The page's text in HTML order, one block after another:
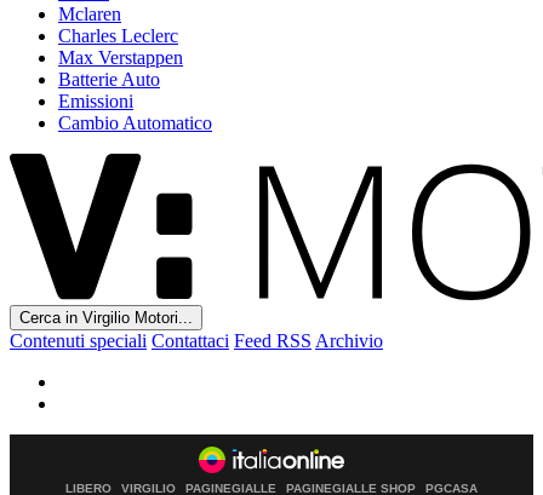
Mclaren
Charles Leclerc
Max Verstappen
Batterie Auto
Emissioni
Cambio Automatico
Cerca in Virgilio Motori...
Contenuti speciali Contattaci Feed RSS Archivio
LIBERO VIRGILIO PAGINEGIALLE PAGINEGIALLE SHOP
PGCASA